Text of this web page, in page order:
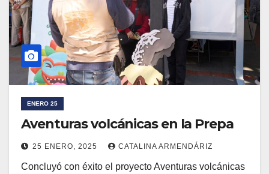
ENERO 25
Aventuras volcánicas en la Prepa
25 ENERO, 2025 CATALINA ARMENDÁRIZ
Concluyó con éxito el proyecto Aventuras volcánicas